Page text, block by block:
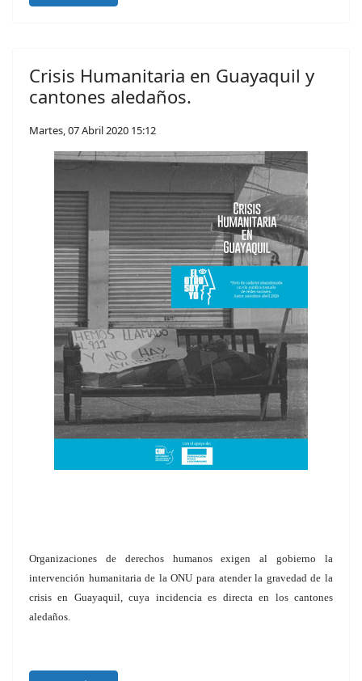
Crisis Humanitaria en Guayaquil y
cantones aledaños.
Martes, 07 Abril 2020 15:12
Organizaciones de derechos humanos exigen al gobierno la
intervención humanitaria de la ONU para atender la gravedad de la
crisis en Guayaquil, cuya incidencia es directa en los cantones
aledaños.